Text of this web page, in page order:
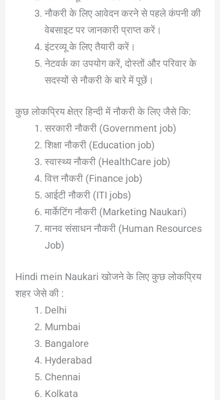
नौकरी के लिए आवेदन करने से पहले कंपनी की
वेबसाइट पर जानकारी प्राप्त करें।
इंटरव्यू के लिए तैयारी करें।
नेटवर्क का उपयोग करें, दोस्तों और परिवार के
सदस्यों से नौकरी के बारे में पूछें।
कुछ लोकप्रिय क्षेत्र हिन्दी में नौकरी के लिए जैसे कि:
सरकारी नौकरी (Government job)
शिक्षा नौकरी (Education job)
स्वास्थ्य नौकरी (HealthCare job)
वित्त नौकरी (Finance job)
आईटी नौकरी (ITI jobs)
मार्केटिंग नौकरी (Marketing Naukari)
मानव संसाधन नौकरी (Human Resources
Job)
Hindi mein Naukari खोजने के लिए कुछ लोकप्रिय
शहर जेसे की :
Delhi
Mumbai
Bangalore
Hyderabad
Chennai
Kolkata